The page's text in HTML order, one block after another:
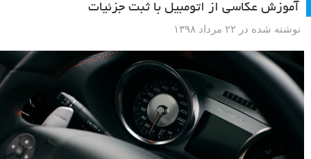
آموزش عکاسی از اتومبیل با ثبت جزئیات
نوشته شده در ۲۲ مرداد ۱۳۹۸